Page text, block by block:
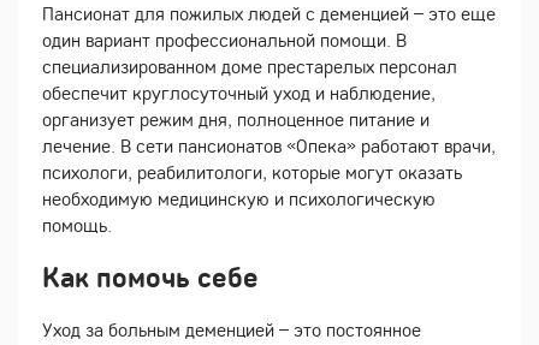
Пансионат для пожилых людей с деменцией – это еще
один вариант профессиональной помощи. В
специализированном доме престарелых персонал
обеспечит круглосуточный уход и наблюдение,
организует режим дня, полноценное питание и
лечение. В сети пансионатов «Опека» работают врачи,
психологи, реабилитологи, которые могут оказать
необходимую медицинскую и психологическую
помощь.
Как помочь себе
Уход за больным деменцией – это постоянное